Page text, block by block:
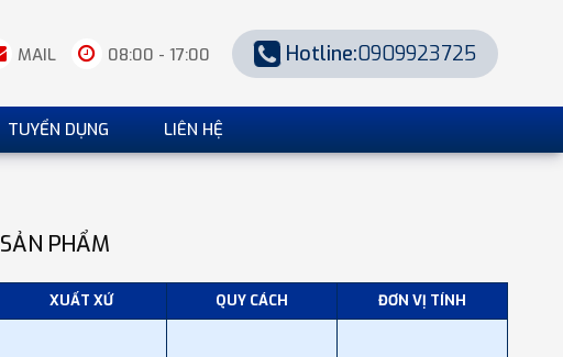
MAIL 08:00 - 17:00 Hotline:0909923725
TUYỂN DỤNG LIÊN HỆ
SẢN PHẨM
XUẤT XỨ QUY CÁCH ĐƠN VỊ TÍNH